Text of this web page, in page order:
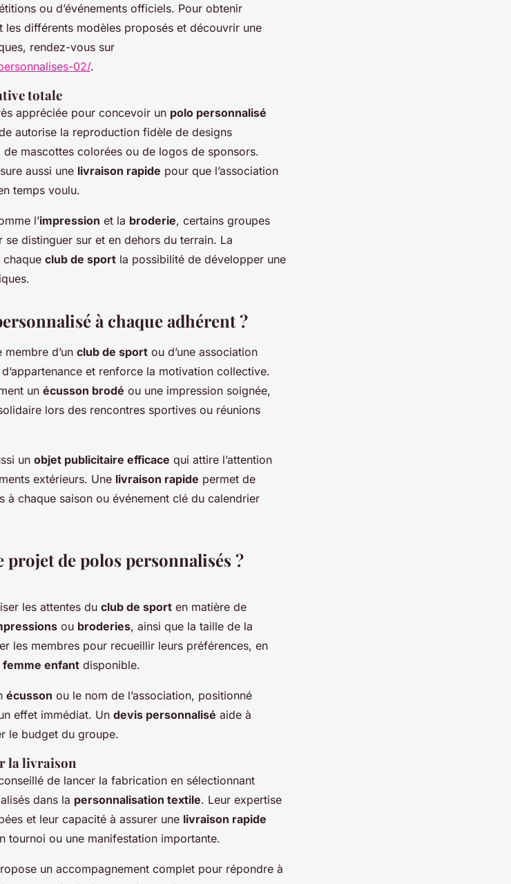
ou d’événements officiels. Pour obtenir
différents modèles proposés et découvrir une
rendez-vous sur
02/.
totale
appréciée pour concevoir un polo personnalisé
autorise la reproduction fidèle de designs
de mascottes colorées ou de logos de sponsors.
aussi une livraison rapide pour que l’association
temps voulu.
l’impression et la broderie, certains groupes
distinguer sur et en dehors du terrain. La
chaque club de sport la possibilité de développer une
à chaque adhérent ?
membre d’un club de sport ou d’une association
et renforce la motivation collective.
un écusson brodé ou une impression soignée,
lors des rencontres sportives ou réunions
un objet publicitaire efficace qui attire l’attention
extérieurs. Une livraison rapide permet de
à chaque saison ou événement clé du calendrier
de polos personnalisés ?
les attentes du club de sport en matière de
ou broderies, ainsi que la taille de la
les membres pour recueillir leurs préférences, en
femme enfant disponible.
écusson ou le nom de l’association, positionné
effet immédiat. Un devis personnalisé aide à
le budget du groupe.
la livraison
de lancer la fabrication en sélectionnant
dans la personnalisation textile. Leur expertise
et leur capacité à assurer une livraison rapide
tournoi ou une manifestation importante.
un accompagnement complet pour répondre à